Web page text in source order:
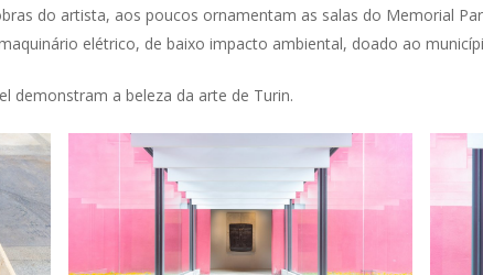
do artista, aos poucos ornamentam as salas do Memorial
elétrico, de baixo impacto ambiental, doado ao
demonstram a beleza da arte de Turin.